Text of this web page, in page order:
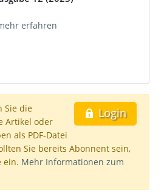
erfahren
Login
Sie die
Artikel oder
als PDF-Datei
Sie bereits Abonnent sein,
ein. Mehr Informationen zum